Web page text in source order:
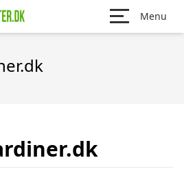
Menu